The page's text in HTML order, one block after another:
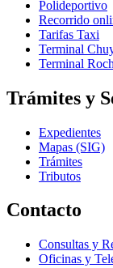
Polideportivo
Recorrido
Tarifas Taxi
Terminal
Terminal
Trámites y
Expedientes
Mapas (SIG)
Trámites
Tributos
Contacto
Consultas y
Oficinas y